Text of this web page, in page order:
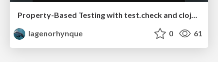
Property-Based Testing with test.check and clojure.spec
lagenorhynque
0 61